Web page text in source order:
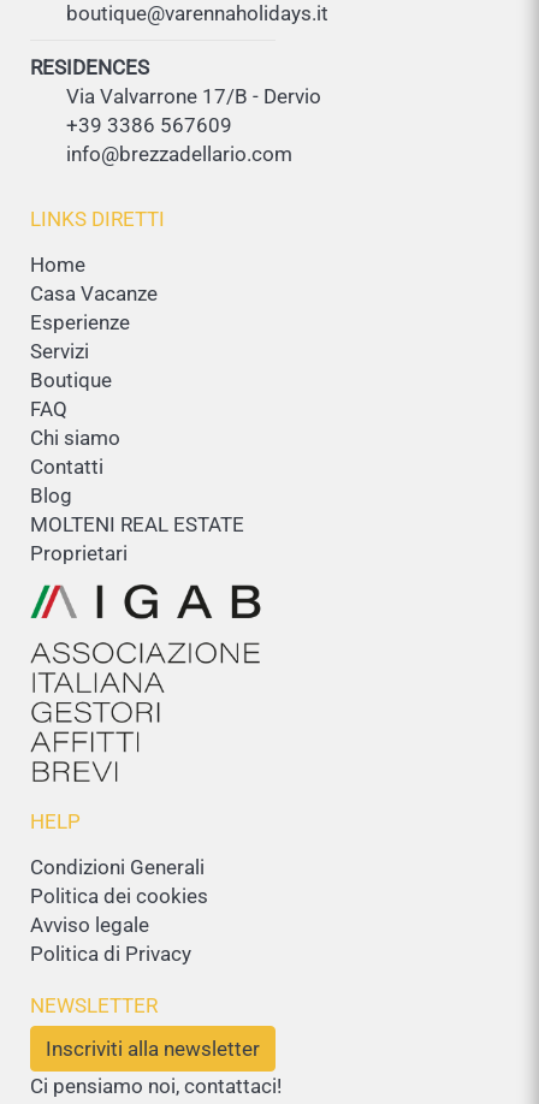
boutique@varennaholidays.it
RESIDENCES
Via Valvarrone 17/B - Dervio
+39 3386 567609
info@brezzadellario.com
LINKS DIRETTI
Home
Casa Vacanze
Esperienze
Servizi
Boutique
FAQ
Chi siamo
Contatti
Blog
MOLTENI REAL ESTATE
Proprietari
HELP
Condizioni Generali
Politica dei cookies
Avviso legale
Politica di Privacy
NEWSLETTER
Inscriviti alla newsletter
Ci pensiamo noi, contattaci!